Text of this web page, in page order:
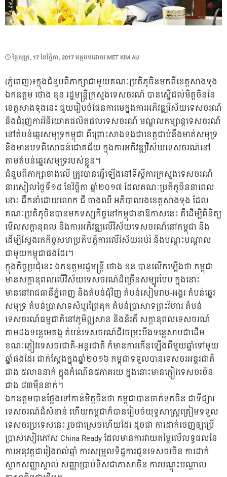
POSTED
ថ្ងៃ​សុក្រ, 17 ខែ​វិច្ឆិកា, 2017អត្ថបទដោយ MET KIM AU
(ភ្នំពេញ)៖ក្នុងជំនួបពិភាក្សាជាមួយគណៈប្រតិភូចិនមកពីខេត្តសាងទុង
ឯកឧត្តម ថោង ខុន រដ្ឋមន្ត្រីក្រសួងទេសចរណ៍ បានស្នើដល់មិត្តចិននៃ
ខេត្តសាងទុងនេះ ជួយរៀបចំផែនការមេក្នុងការអភិវឌ្ឍវិស័យទេសចរណ៍
និងជំរុញការវិនិយោគផលិតផលទេសចរណ៍ មណ្ឌលកម្សាន្តទេសចរណ៍
នៅតំបន់ឆ្នេរសមុទ្រកម្ពុជា ពីព្រោះសាងទុងជាខេត្តជាប់នឹងមាត់សមុទ្រ
និងមានបទពិសោធន៍ជោគជ័យ ក្នុងការអភិវឌ្ឍវិស័យទេសចរណ៍នៅ
តាមតំបន់ឆ្នេរសមុទ្ររបស់ខ្លួន។
ជំនួបពិភាក្សាខាងលើ ត្រូវបានធ្វើឡើងនៅទីស្ដីការក្រសួងទេសចរណ៍
នារសៀលថ្ងៃទី១៥ ខែវិច្ឆិកា ឆ្នាំ២០១៧ ដែលគណៈប្រតិភូចិននាពេល
នោះ ដឹកនាំដោយលោក ជី ចាងឈី អភិបាលរងខេត្តសាងទុង ដែល
គណៈប្រតិភូចិនបានមកទស្សកិច្ចនៅកម្ពុជានាឱកាសនេះ គឺដើម្បីពិនិត្យ
មើលសក្ដានុពល និងការអភិវឌ្ឍលើវិស័យទេសចរណ៍នៅកម្ពុជា និង
ដើម្បីស្វែងរកកិច្ចសហប្រតិបត្តិការលើវិស័យអប់រំ និងបណ្ដុះបណ្ដាល
ជាមួយកម្ពុជាផងដែរ។
ក្នុងកិច្ចប្រជុំនេះ ឯកឧត្តមរដ្ឋមន្ត្រី ថោង ខុន បានលើកឡើងថា កម្ពុជា
មានសក្តានុពលលើវិស័យទេសចរណ៍ដ៏ច្រើនសម្បូរបែប ក្នុងនោះ
មាននៅរាជធានីភ្នំពេញ និងតំបន់ជុំវិញ តំបន់សៀមរាប-អង្គរ តំបន់ឆ្នេរ
សមុទ្រ តំបន់ប្រាសាទសំបូរព្រៃគុក តំបន់ប្រាសាទព្រះវិហារ តំបន់
ទេសចរណ៍ធម្មជាតិនៅភូមិឦសាន និងនិរតី សក្តានុពលទេសចរណ៍
តាមដងទន្លេមេគង្គ តំបន់ទេសចរណ៍ជីវចម្រុះបឹងទន្លេសាបជាដើម
ខណៈភ្ញៀវទេសចរជាតិ-អន្តរជាតិ ក៏មានការកើនឡើងពីមួយឆ្នាំទៅមួយ
ឆ្នាំផងដែរ ជាក់ស្ដែងក្នុងឆ្នាំ២០១៦ កម្ពុជាទទួលបានទេសចរអន្តរជាតិ
ជាង ៥លាននាក់ ក្នុងកំណើន៥ភាគរយ ក្នុងនោះមានភ្ញៀវទេសចរចិន
ជាង ៨៣ម៉ឺននាក់។
ឯកឧត្តមបានថ្លែងទៅកាន់មិត្តចិនថា កម្ពុជាបានចាត់ទុកចិន ជាទីផ្សារ
ទេសចរណ៍ដ៏សំខាន់ ហើយកម្ពុជាក៏បានរៀបចំយុទ្ធសាស្ត្រត្រៀមទទួល
ទេសចរប្រទេសនេះ រួចជាស្រេចហើយដែរ ដូចជា ការដាក់ចេញឲ្យប្រើ
ប្រាស់សៀវភៅស China Ready ដែលមានការវាយតម្លៃលើលទ្ធផលនៃ
ការអនុវត្តជារៀងរាល់ឆ្នាំ ការសម្រួលទិដ្ឋការជូនទេសចរចិន ការដាក់
ស្លាកសញ្ញាស្គាល់ សញ្ញាប្រាប់ទិសជាភាសាចិន ការបណ្ដុះបណ្ដាល